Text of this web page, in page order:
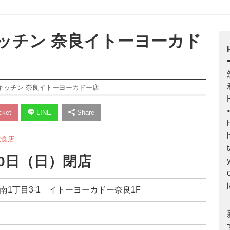
チン 奈良イトーヨーカド
ッチン 奈良イトーヨーカドー店
LINE Share
店
（日）閉店
1丁目3-1 イトーヨーカドー奈良1F